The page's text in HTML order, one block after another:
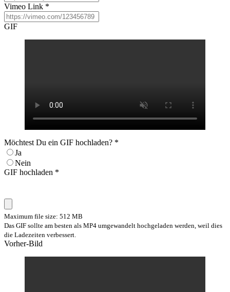
Vimeo Link *
GIF
Möchtest Du ein GIF hochladen? *
Ja
Nein
GIF hochladen *
Maximum file size: 512 MB
Das GIF sollte am besten als MP4 umgewandelt hochgeladen werden, weil dies
die Ladezeiten verbessert.
Vorher-Bild